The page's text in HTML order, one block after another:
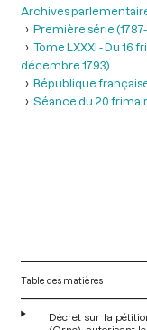
Archives
Première série
Tome LXXXI - Du 16
décembre 1793)
République
Séance du 20
Table des matières
Décret sur la